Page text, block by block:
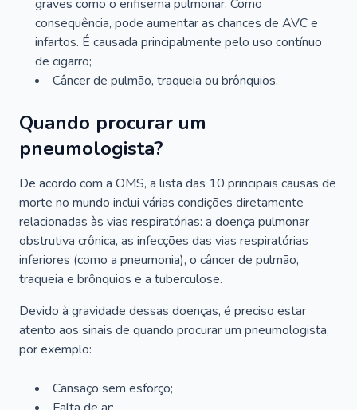
graves como o enfisema pulmonar. Como
consequência, pode aumentar as chances de AVC e
infartos. É causada principalmente pelo uso contínuo
de cigarro;
Câncer de pulmão, traqueia ou brônquios.
Quando procurar um
pneumologista?
De acordo com a OMS, a lista das 10 principais causas de
morte no mundo inclui várias condições diretamente
relacionadas às vias respiratórias: a doença pulmonar
obstrutiva crônica, as infecções das vias respiratórias
inferiores (como a pneumonia), o câncer de pulmão,
traqueia e brônquios e a tuberculose.
Devido à gravidade dessas doenças, é preciso estar
atento aos sinais de quando procurar um pneumologista,
por exemplo:
Cansaço sem esforço;